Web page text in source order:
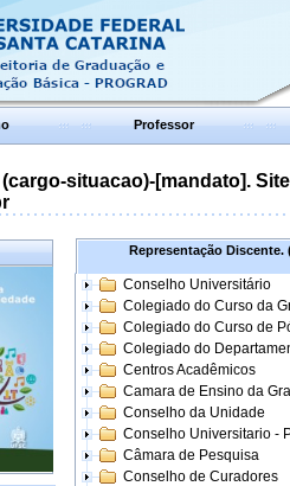
Professor
situacao)-[mandato].
Representação Discente.
Conselho Universitário
Colegiado do Curso da
Colegiado do Curso de
Colegiado do
Centros Acadêmicos
Camara de Ensino da
Conselho da Unidade
Conselho Universitario -
Câmara de Pesquisa
Conselho de Curadores